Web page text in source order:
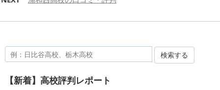
検索する
【新着】高校評判レポート